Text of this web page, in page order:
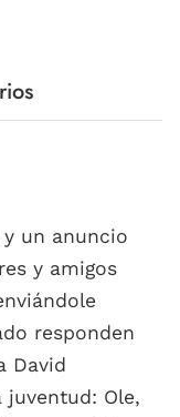
un anuncio
y amigos
responden
David
Ole,